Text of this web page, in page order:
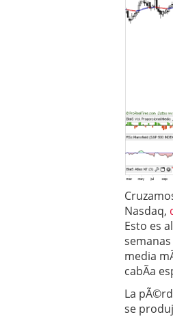
Nasdaq,
Esto es
media
cabÃ­a
La
se